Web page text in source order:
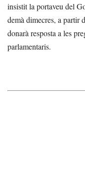
insistit la portaveu del
demà dimecres, a partir
donarà resposta a les
parlamentaris.